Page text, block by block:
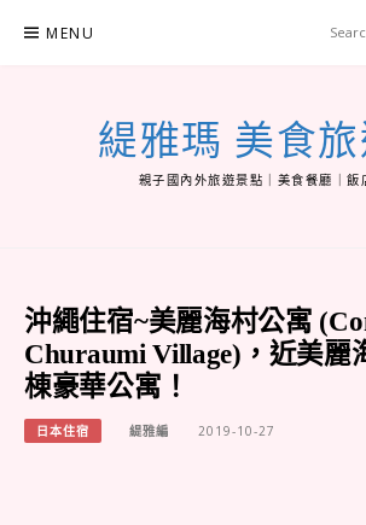
MENU
緹雅瑪 美食
親子國內外旅遊景點｜美食餐廳｜飯
沖繩住宿~美麗海村公寓
Churaumi Village)，近美麗
棟豪華公寓！
日本住宿 緹雅編 2019-10-27